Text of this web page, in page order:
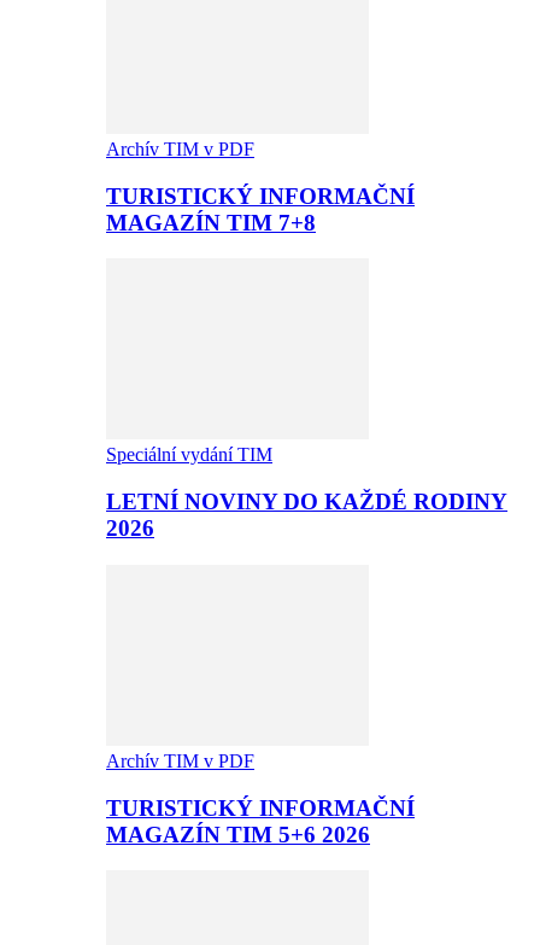
Archív TIM v PDF
TURISTICKÝ INFORMAČNÍ
MAGAZÍN TIM 7+8
Speciální vydání TIM
LETNÍ NOVINY DO KAŽDÉ RODINY
2026
Archív TIM v PDF
TURISTICKÝ INFORMAČNÍ
MAGAZÍN TIM 5+6 2026